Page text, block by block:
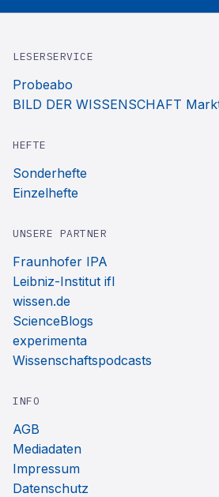
LESERSERVICE
Probeabo
BILD DER WISSENSCHAFT
HEFTE
Sonderhefte
Einzelhefte
UNSERE PARTNER
Fraunhofer IPA
Leibniz-Institut ifl
wissen.de
ScienceBlogs
experimenta
Wissenschaftspodcasts
INFO
AGB
Mediadaten
Impressum
Datenschutz